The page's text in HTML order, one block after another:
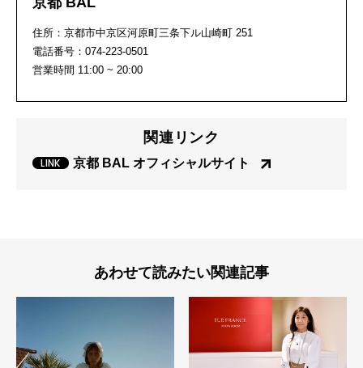
住所：京都市中京区河原町三条下ル山崎町 251
電話番号：074-223-0501
営業時間 11:00 ~ 20:00
関連リンク
京都 BAL オフィシャルサイト
あわせて読みたい関連記事